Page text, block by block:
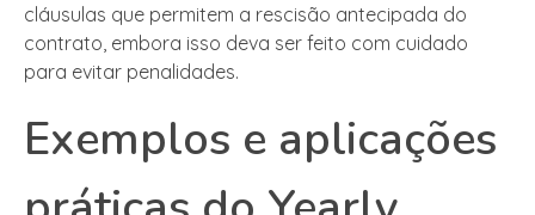
cláusulas que permitem a rescisão antecipada do
contrato, embora isso deva ser feito com cuidado
para evitar penalidades.
Exemplos e aplicações